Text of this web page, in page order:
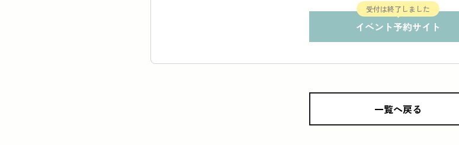
受付は終了しました
イベント予約サイト
一覧へ戻る